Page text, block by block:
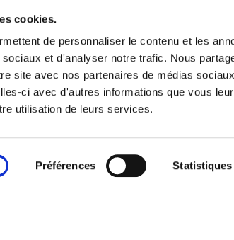
cookies.
de personnaliser le contenu et les
et d'analyser notre trafic. Nous
site avec nos partenaires de médias
ci avec d'autres informations que vous
utilisation de leurs services.
Préférences Statistiques
FAQMentions légales
Découvrez aussi